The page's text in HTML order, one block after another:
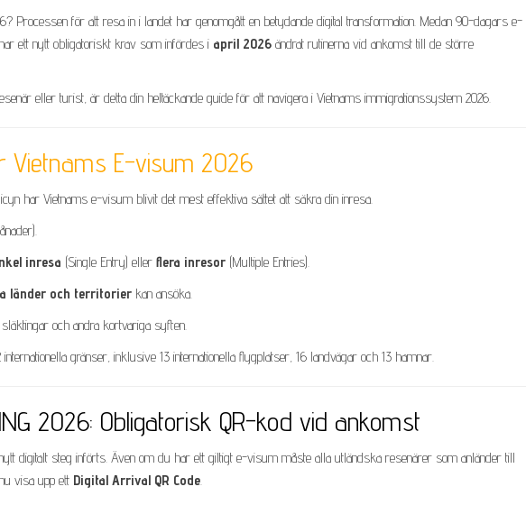
Processen för att resa in i landet har genomgått en betydande digital transformation. Medan 90-dagars e-
ett nytt obligatoriskt krav som infördes i april 2026 ändrat rutinerna vid ankomst till de större
eller turist, är detta din heltäckande guide för att navigera i Vietnams immigrationssystem 2026.
Vietnams E-visum 2026
har Vietnams e-visum blivit det mest effektiva sättet att säkra din inresa.
inresa (Single Entry) eller flera inresor (Multiple Entries).
länder och territorier kan ansöka.
och andra kortvariga syften.
gränser, inklusive 13 internationella flygplatser, 16 landvägar och 13 hamnar.
2026: Obligatorisk QR-kod vid ankomst
digitalt steg införts. Även om du har ett giltigt e-visum måste alla utländska resenärer som anländer till
nu visa upp ett Digital Arrival QR Code.